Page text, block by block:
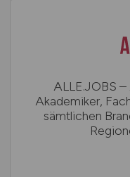
ALLE.JOBS
Akademiker,
sämtlichen